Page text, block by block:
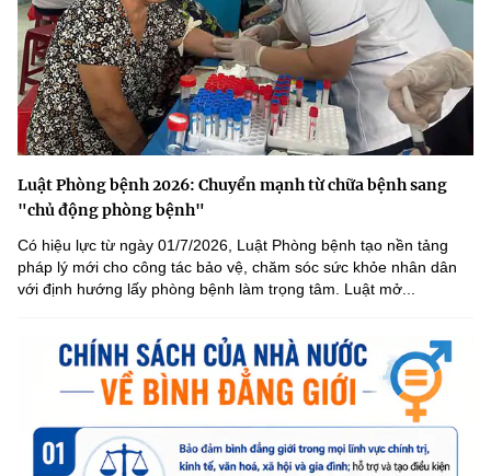
Luật Phòng bệnh 2026: Chuyển mạnh từ chữa bệnh sang
"chủ động phòng bệnh"
Có hiệu lực từ ngày 01/7/2026, Luật Phòng bệnh tạo nền tảng
pháp lý mới cho công tác bảo vệ, chăm sóc sức khỏe nhân dân
với định hướng lấy phòng bệnh làm trọng tâm. Luật mở...